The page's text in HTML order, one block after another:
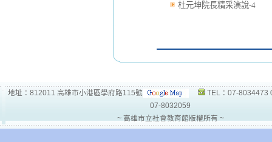
杜元坤院長精采演說-4
地址：812011 高雄市小港區學府路115號
TEL：07-8034473
07-8032059
~ 高雄市立社會教育館版權所有 ~